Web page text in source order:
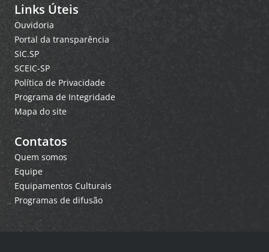
Links Úteis
Ouvidoria
Portal da transparência
SIC.SP
SCEIC-SP
Política de Privacidade
Programa de Integridade
Mapa do site
Contatos
Quem somos
Equipe
Equipamentos Culturais
Programas de difusão